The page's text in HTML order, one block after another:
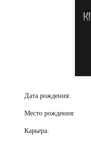
Дата рождения:
Место рождения:
Карьера: